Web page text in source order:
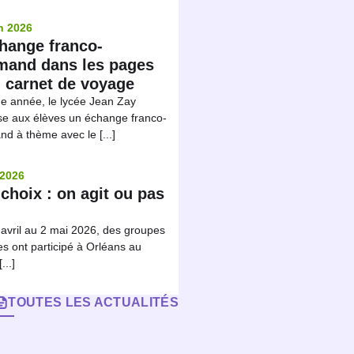
2026
franco-
dans les pages
carnet de voyage
année, le lycée Jean Zay
aux élèves un échange franco-
à thème avec le [...]
: on agit ou pas
au 2 mai 2026, des groupes
ont participé à Orléans au
TOUTES LES ACTUALITÉS